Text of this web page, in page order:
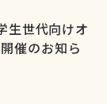
生世代向けオ
催のお知ら